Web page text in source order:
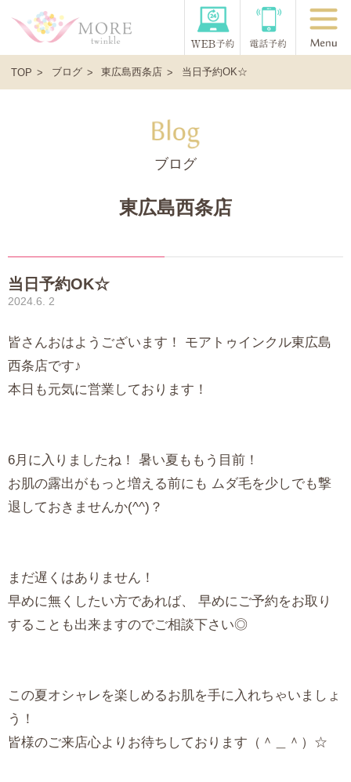
TOP ブログ 東広島西条店 当日予約OK☆
ブログ
東広島西条店
当日予約OK☆
2024.6. 2
皆さんおはようございます！ モアトゥインクル東広島
西条店です♪
本日も元気に営業しております！
6月に入りましたね！ 暑い夏ももう目前！
お肌の露出がもっと増える前にも ムダ毛を少しでも撃
退しておきませんか(^^)？
まだ遅くはありません！
早めに無くしたい方であれば、 早めにご予約をお取り
することも出来ますのでご相談下さい◎
この夏オシャレを楽しめるお肌を手に入れちゃいましょ
う！
皆様のご来店心よりお待ちしております（＾＿＾）☆